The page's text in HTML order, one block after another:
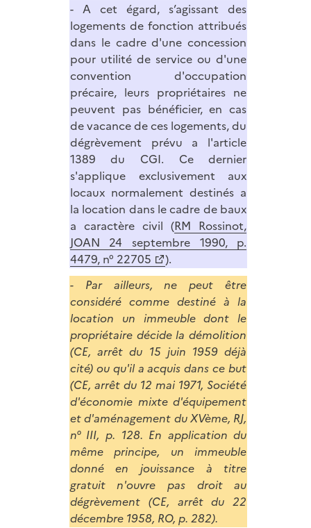
- A cet égard, s’agissant des
logements de fonction attribués
dans le cadre d'une concession
pour utilité de service ou d'une
convention d'occupation
précaire, leurs propriétaires ne
peuvent pas bénéficier, en cas
de vacance de ces logements, du
dégrèvement prévu a l'article
1389 du CGI. Ce dernier
s'applique exclusivement aux
locaux normalement destinés a
la location dans le cadre de baux
a caractère civil (RM Rossinot,
JOAN 24 septembre 1990, p.
4479, n° 22705
).
- Par ailleurs, ne peut être
considéré comme destiné à la
location un immeuble dont le
propriétaire décide la démolition
(CE, arrêt du 15 juin 1959 déjà
cité) ou qu'il a acquis dans ce but
(CE, arrêt du 12 mai 1971, Société
d'économie mixte d'équipement
et d'aménagement du XVème, RJ,
n° III, p. 128. En application du
même principe, un immeuble
donné en jouissance à titre
gratuit n'ouvre pas droit au
dégrèvement (CE, arrêt du 22
décembre 1958, RO, p. 282).